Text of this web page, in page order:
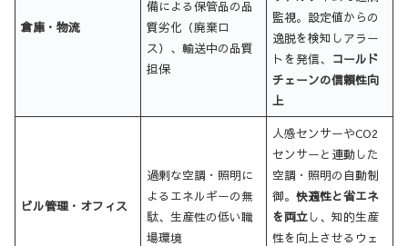
倉庫・物流
備による保管品の品
質劣化（廃棄ロ
ス）、輸送中の品質
担保
監視。設定値からの
逸脱を検知しアラー
トを発信、 コールド
チェーンの信頼性向
上
ビル管理・オフィス
過剰な空調・照明に
よるエネルギーの無
駄、生産性の低い職
場環境
人感センサーやCO2
センサーと連動した
空調・照明の自動制
御。快適性と省エネ
を両立し、知的生産
性を向上させるウェ